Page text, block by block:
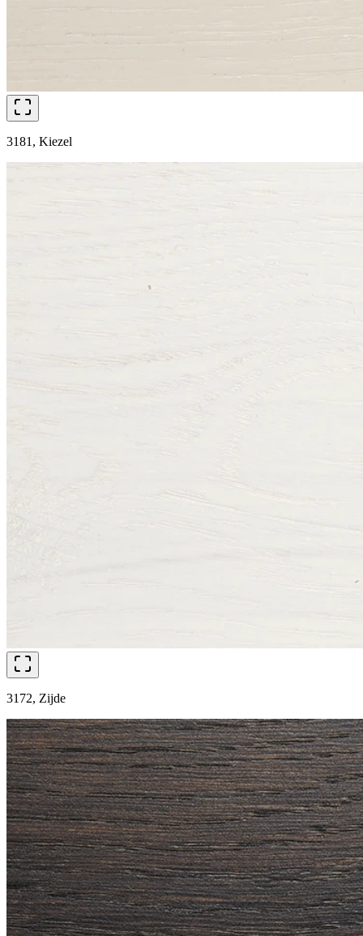
3181, Kiezel
3172, Zijde